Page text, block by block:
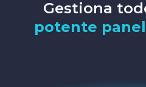
Gestiona
potente